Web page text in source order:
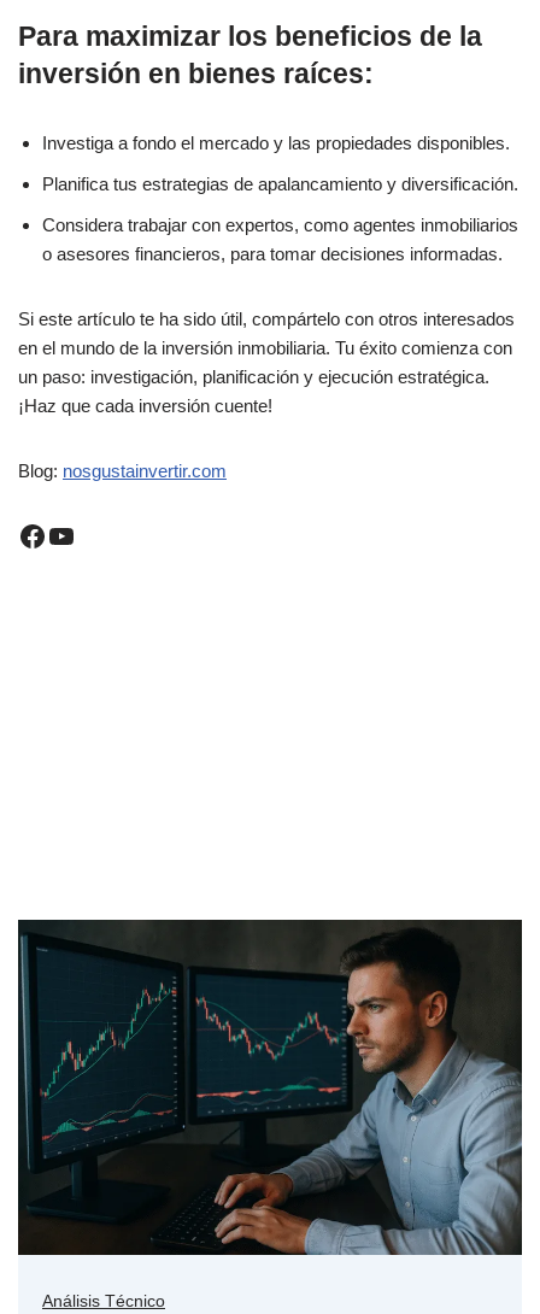
Para maximizar los beneficios de la
inversión en bienes raíces:
Investiga a fondo el mercado y las propiedades disponibles.
Planifica tus estrategias de apalancamiento y diversificación.
Considera trabajar con expertos, como agentes inmobiliarios
o asesores financieros, para tomar decisiones informadas.
Si este artículo te ha sido útil, compártelo con otros interesados
en el mundo de la inversión inmobiliaria. Tu éxito comienza con
un paso: investigación, planificación y ejecución estratégica.
¡Haz que cada inversión cuente!
Blog: nosgustainvertir.com
Análisis Técnico